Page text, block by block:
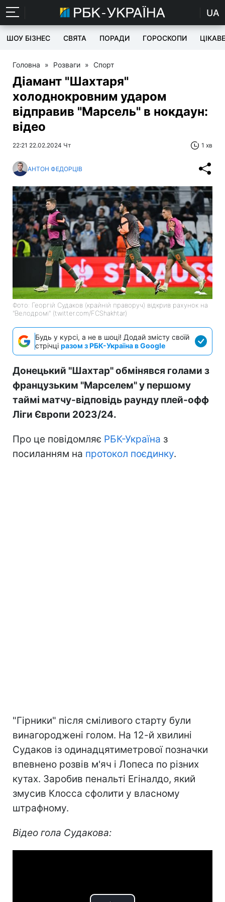
UA
ШОУ БІЗНЕС СВЯТА ПОРАДИ ГОРОСКОПИ ЦІКАВЕ
Головна » Розваги » Спорт
Діамант "Шахтаря"
холоднокровним ударом
відправив "Марсель" в нокдаун:
відео
22:21 22.02.2024 Чт 1 хв
АНТОН ФЕДОРЦІВ
Фото: Георгій Судаков (крайній праворуч) відкрив рахунок на
"Велодромі" (twitter.com/FCShakhtar)
Будь у курсі, а не в шоці! Додай змісту своїй
стрічці разом з РБК-Україна в Google
Донецький "Шахтар" обмінявся голами з
французьким "Марселем" у першому
таймі матчу-відповідь раунду плей-офф
Ліги Європи 2023/24.
Про це повідомляє РБК-Україна з
посиланням на протокол поєдинку.
"Гірники" після сміливого старту були
винагороджені голом. На 12-й хвилині
Судаков із одинадцятиметрової позначки
впевнено розвів м'яч і Лопеса по різних
кутах. Заробив пенальті Егіналдо, який
змусив Клосса сфолити у власному
штрафному.
Відео гола Судакова: